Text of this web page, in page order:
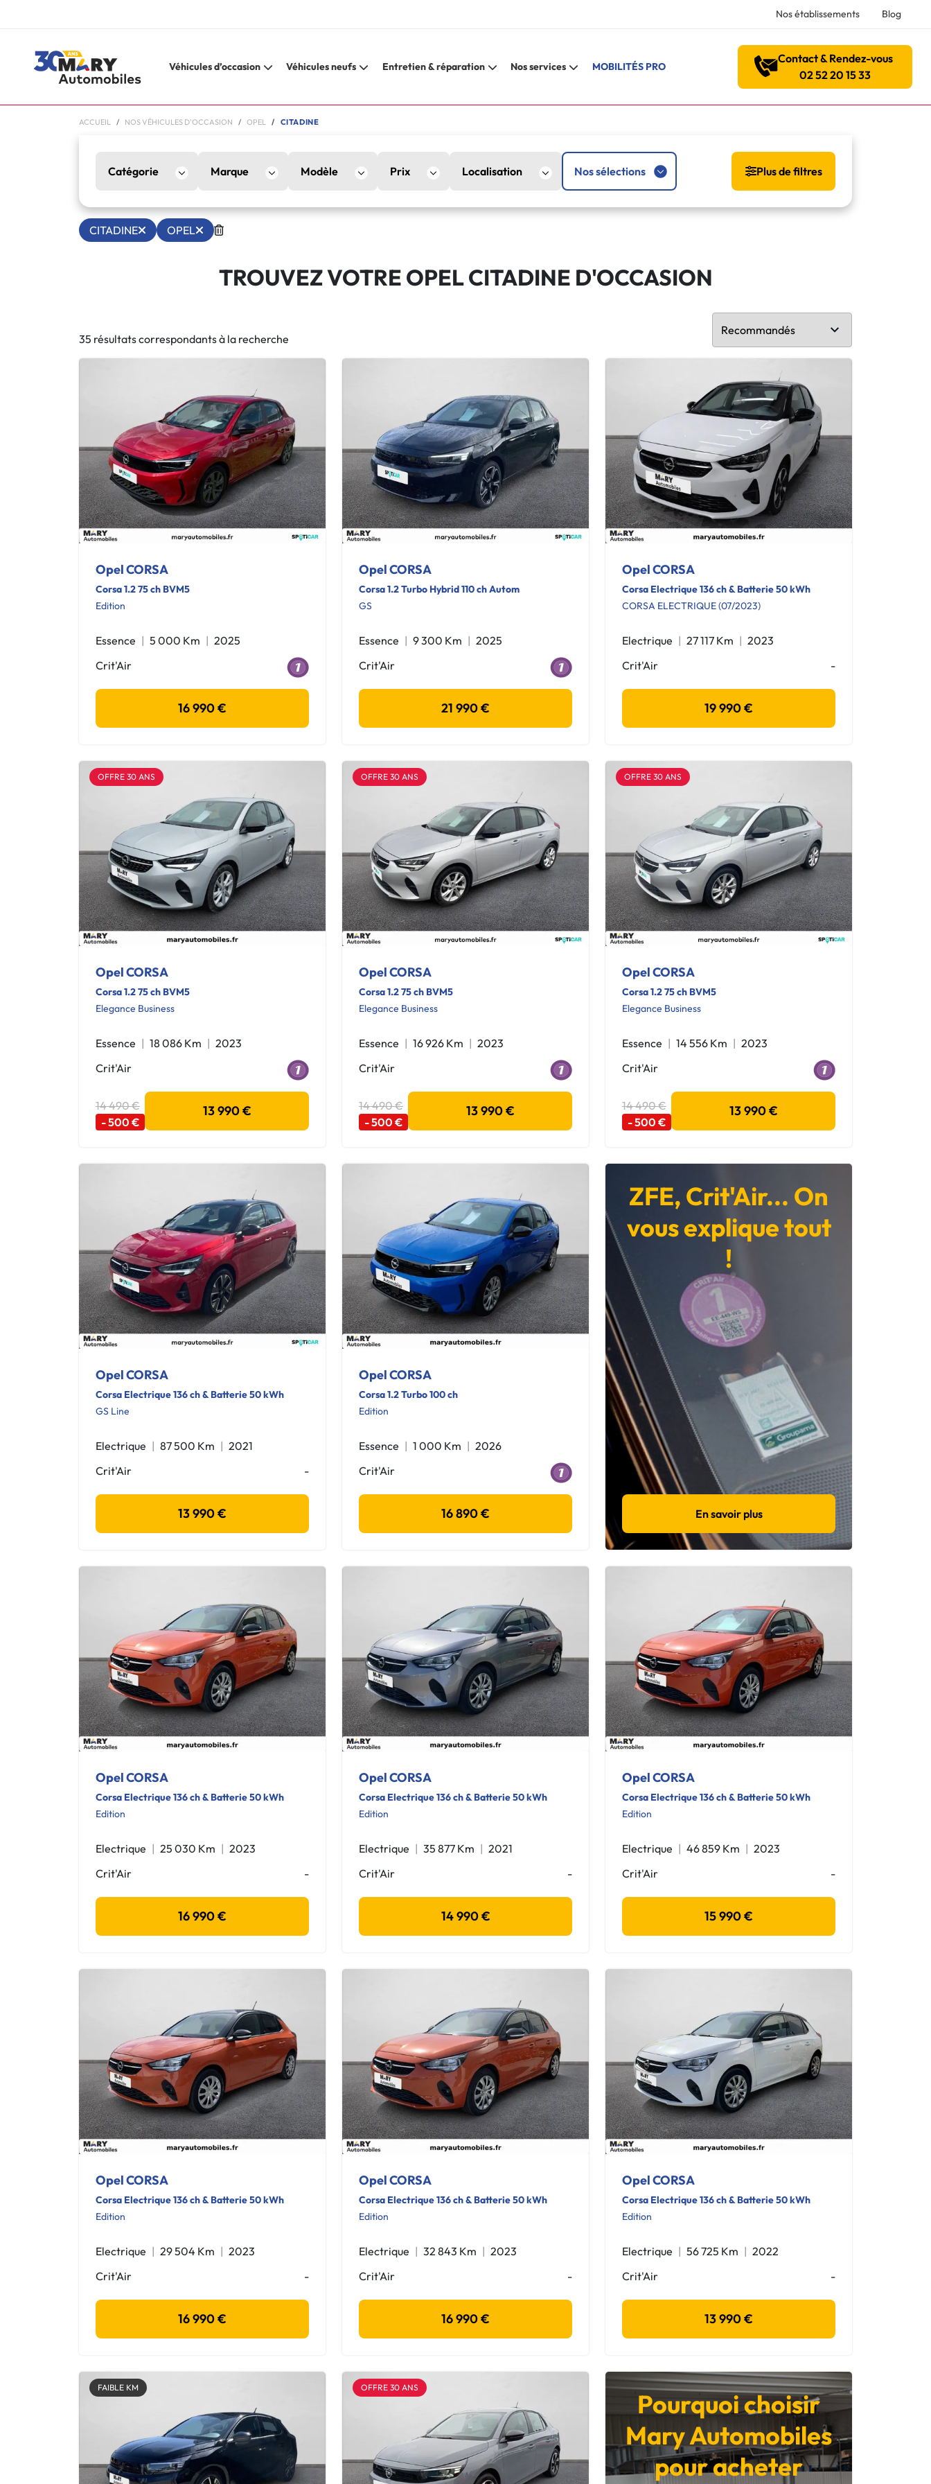
Nos établissements Blog
Véhicules d’occasion Véhicules neufs Entretien & réparation Nos services MOBILITÉS PRO
Contact & Rendez-vous
02 52 20 15 33
ACCUEIL NOS VÉHICULES D'OCCASION OPEL CITADINE
Catégorie Marque Modèle Prix Localisation Nos sélections Plus de filtres
CITADINE OPEL
TROUVEZ VOTRE OPEL CITADINE D'OCCASION
35 résultats correspondants à la recherche
Opel CORSA
Corsa 1.2 75 ch BVM5
Edition
Essence 5 000 Km
2025
Crit'Air
16 990 €
Opel CORSA
Corsa 1.2 Turbo Hybrid 110 ch Autom
GS
Essence 9 300 Km
2025
Crit'Air
21 990 €
Opel CORSA
Corsa Electrique 136 ch & Batterie 50 kWh
CORSA ELECTRIQUE (07/2023)
Electrique 27 117 Km
2023
Crit'Air
-
19 990 €
OFFRE 30 ANS
Opel CORSA
Corsa 1.2 75 ch BVM5
Elegance Business
Essence 18 086 Km
2023
Crit'Air
14 490 €
- 500 €
13 990 €
OFFRE 30 ANS
Opel CORSA
Corsa 1.2 75 ch BVM5
Elegance Business
Essence 16 926 Km
2023
Crit'Air
14 490 €
- 500 €
13 990 €
OFFRE 30 ANS
Opel CORSA
Corsa 1.2 75 ch BVM5
Elegance Business
Essence 14 556 Km
2023
Crit'Air
14 490 €
- 500 €
13 990 €
Opel CORSA
Corsa Electrique 136 ch & Batterie 50 kWh
GS Line
Electrique 87 500 Km
2021
Crit'Air
-
13 990 €
Opel CORSA
Corsa 1.2 Turbo 100 ch
Edition
Essence 1 000 Km
2026
Crit'Air
16 890 €
ZFE, Crit'Air... On
vous explique tout
!
En savoir plus
Opel CORSA
Corsa Electrique 136 ch & Batterie 50 kWh
Edition
Electrique 25 030 Km
2023
Crit'Air
-
16 990 €
Opel CORSA
Corsa Electrique 136 ch & Batterie 50 kWh
Edition
Electrique 35 877 Km
2021
Crit'Air
-
14 990 €
Opel CORSA
Corsa Electrique 136 ch & Batterie 50 kWh
Edition
Electrique 46 859 Km
2023
Crit'Air
-
15 990 €
Opel CORSA
Corsa Electrique 136 ch & Batterie 50 kWh
Edition
Electrique 29 504 Km
2023
Crit'Air
-
16 990 €
Opel CORSA
Corsa Electrique 136 ch & Batterie 50 kWh
Edition
Electrique 32 843 Km
2023
Crit'Air
-
16 990 €
Opel CORSA
Corsa Electrique 136 ch & Batterie 50 kWh
Edition
Electrique 56 725 Km
2022
Crit'Air
-
13 990 €
FAIBLE KM OFFRE 30 ANS
Pourquoi choisir
Mary Automobiles
pour acheter